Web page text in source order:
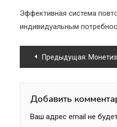
Эффективная система
индивидуальным
Навигация
по
записям
Предыдущая:
Добавить
Ваш адрес email не